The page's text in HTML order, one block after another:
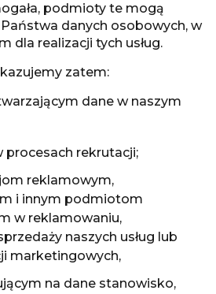
podmioty te mogą
danych osobowych, w
dla realizacji tych usług.
zatem:
dane w naszym
procesach rekrutacji;
reklamowym,
i innym podmiotom
w reklamowaniu,
naszych usług lub
marketingowych,
na dane stanowisko,